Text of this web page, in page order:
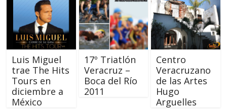
Luis Miguel
trae The Hits
Tours en
diciembre a
México
17º Triatlón
Veracruz –
Boca del Río
2011
Centro
Veracruzano
de las Artes
Hugo
Arguelles